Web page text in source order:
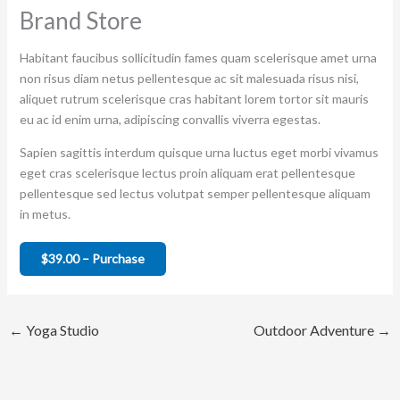
Brand Store
Habitant faucibus sollicitudin fames quam scelerisque amet urna
non risus diam netus pellentesque ac sit malesuada risus nisi,
aliquet rutrum scelerisque cras habitant lorem tortor sit mauris
eu ac id enim urna, adipiscing convallis viverra egestas.
Sapien sagittis interdum quisque urna luctus eget morbi vivamus
eget cras scelerisque lectus proin aliquam erat pellentesque
pellentesque sed lectus volutpat semper pellentesque aliquam
in metus.
$39.00 – Purchase
← Yoga Studio Outdoor Adventure →